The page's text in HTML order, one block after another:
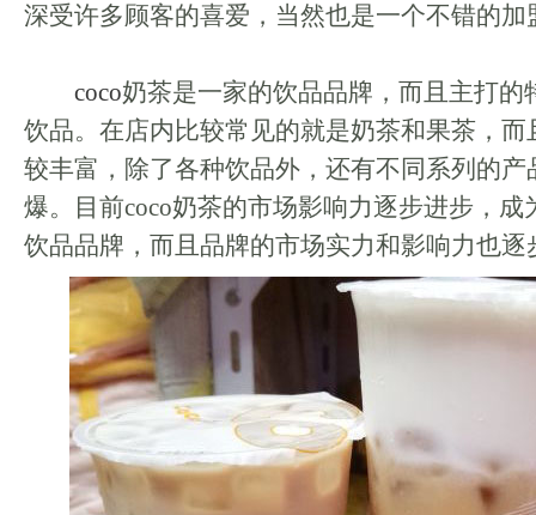
深受许多顾客的喜爱，当然也是一个不错的加
coco奶茶是一家的饮品品牌，而且主打的
饮品。在店内比较常见的就是奶茶和果茶，而
较丰富，除了各种饮品外，还有不同系列的产
爆。目前coco奶茶的市场影响力逐步进步，成
饮品品牌，而且品牌的市场实力和影响力也逐